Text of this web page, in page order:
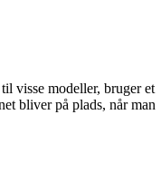
visse modeller, bruger et
bliver på plads, når man